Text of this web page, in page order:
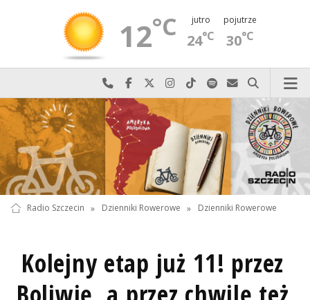
12°C jutro
24°C
pojutrze
30°C
Najlepiej po prostu do nas zadzwoń
Odwiedź nas na Facebook-u
Odwiedź nas na X
Odwiedź nas na Instagram-ie
Odwiedź nas na TikTok-u
Szukaj nas na Spotify
Wyślij do nas
Szukaj
Radio Szczecin » Dzienniki Rowerowe » Dzienniki Rowerowe
Kolejny etap już 11! przez